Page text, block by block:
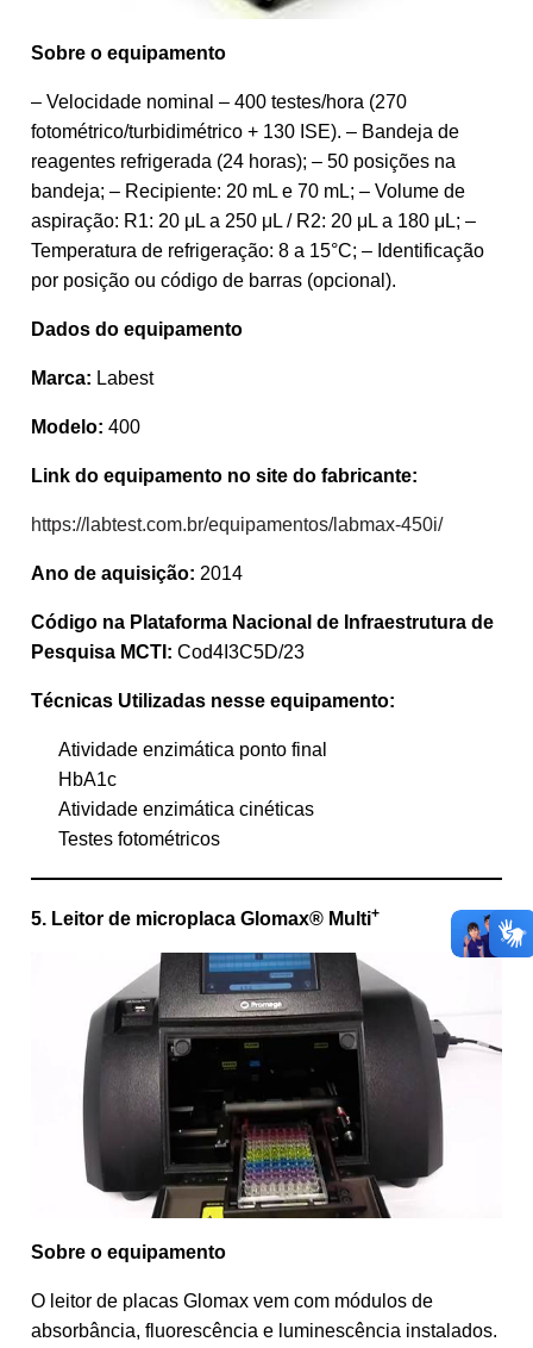
Sobre o equipamento
– Velocidade nominal – 400 testes/hora (270
fotométrico/turbidimétrico + 130 ISE). – Bandeja de
reagentes refrigerada (24 horas); – 50 posições na
bandeja; – Recipiente: 20 mL e 70 mL; – Volume de
aspiração: R1: 20 μL a 250 μL / R2: 20 μL a 180 μL; –
Temperatura de refrigeração: 8 a 15°C; – Identificação
por posição ou código de barras (opcional).
Dados do equipamento
Marca: Labest
Modelo: 400
Link do equipamento no site do fabricante:
https://labtest.com.br/equipamentos/labmax-450i/
Ano de aquisição: 2014
Código na Plataforma Nacional de Infraestrutura de
Pesquisa MCTI: Cod4I3C5D/23
Técnicas Utilizadas nesse equipamento:
Atividade enzimática ponto final
HbA1c
Atividade enzimática cinéticas
Testes fotométricos
5. Leitor de microplaca Glomax® Multi+
Sobre o equipamento
O leitor de placas Glomax vem com módulos de
absorbância, fluorescência e luminescência instalados.